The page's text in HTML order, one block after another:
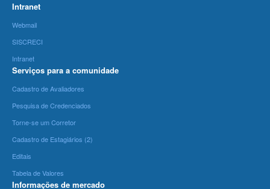
Intranet
Webmail
SISCRECI
Intranet
Serviços para a comunidade
Cadastro de Avaliadores
Pesquisa de Credenciados
Torne-se um Corretor
Cadastro de Estagiários (2)
Editais
Tabela de Valores
Informações de mercado